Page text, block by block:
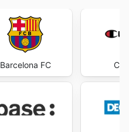
Barcelona FC